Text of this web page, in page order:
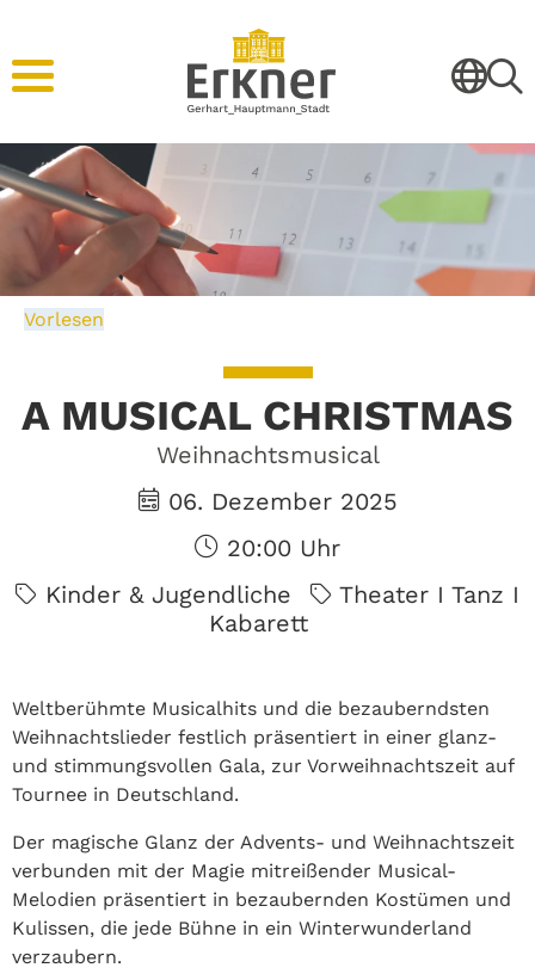
Vorlesen
A MUSICAL CHRISTMAS
Weihnachtsmusical
06. Dezember 2025
20:00 Uhr
Kinder & Jugendliche
Theater I Tanz I
Kabarett
Weltberühmte Musicalhits und die bezauberndsten
Weihnachtslieder festlich präsentiert in einer glanz-
und stimmungsvollen Gala, zur Vorweihnachtszeit auf
Tournee in Deutschland.
Der magische Glanz der Advents- und Weihnachtszeit
verbunden mit der Magie mitreißender Musical-
Melodien präsentiert in bezaubernden Kostümen und
Kulissen, die jede Bühne in ein Winterwunderland
verzaubern.